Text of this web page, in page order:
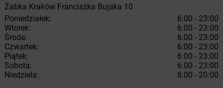
Żabka Kraków Franciszka Bujaka 10
Poniedziałek:
6:00 - 23:00
Wtorek:
6:00 - 23:00
Środa:
6:00 - 23:00
Czwartek:
6:00 - 23:00
Piątek:
6:00 - 23:00
Sobota:
6:00 - 23:00
Niedziela:
8:00 - 20:00